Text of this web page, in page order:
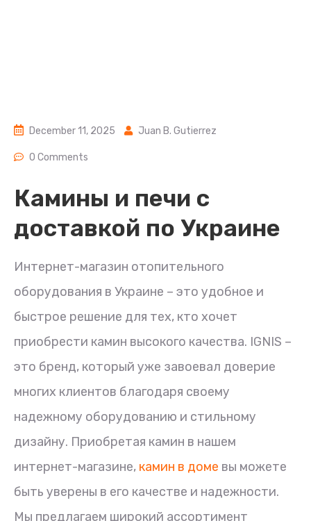
December 11, 2025 Juan B. Gutierrez
0 Comments
Камины и печи с
доставкой по Украине
Интернет-магазин отопительного
оборудования в Украине – это удобное и
быстрое решение для тех, кто хочет
приобрести камин высокого качества. IGNIS –
это бренд, который уже завоевал доверие
многих клиентов благодаря своему
надежному оборудованию и стильному
дизайну. Приобретая камин в нашем
интернет-магазине, камин в доме вы можете
быть уверены в его качестве и надежности.
Мы предлагаем широкий ассортимент